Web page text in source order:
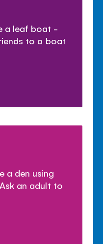
a leaf boat -
to a boat
a den using
an adult to